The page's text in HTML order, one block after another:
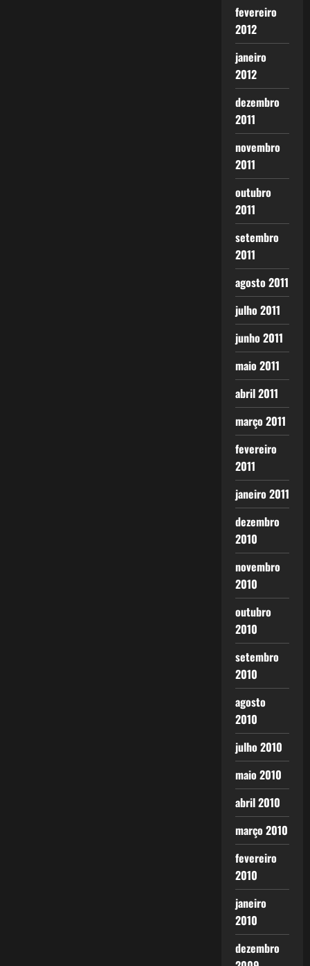
fevereiro
2012
janeiro
2012
dezembro
2011
novembro
2011
outubro
2011
setembro
2011
agosto 2011
julho 2011
junho 2011
maio 2011
abril 2011
março 2011
fevereiro
2011
janeiro 2011
dezembro
2010
novembro
2010
outubro
2010
setembro
2010
agosto
2010
julho 2010
maio 2010
abril 2010
março 2010
fevereiro
2010
janeiro
2010
dezembro